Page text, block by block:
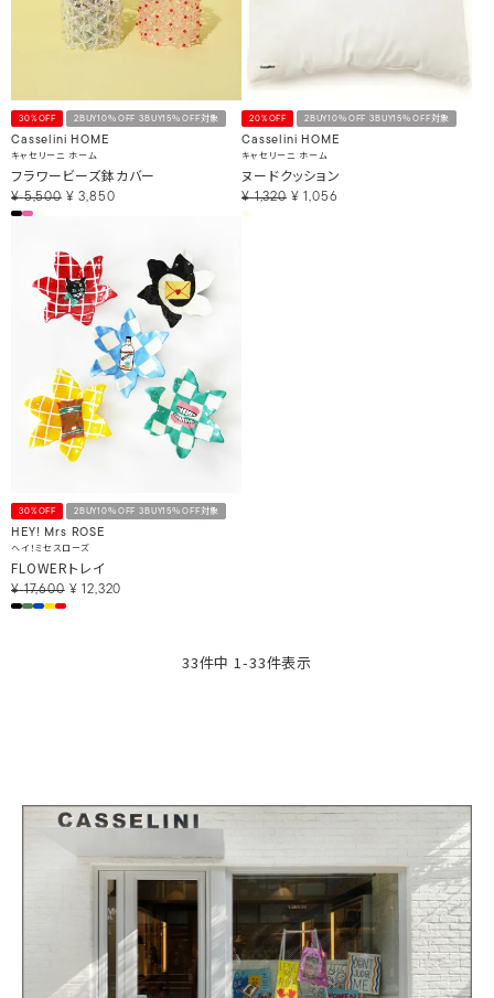
30%OFF 2BUY10％OFF 3BUY15％OFF対象
Casselini HOME
キャセリーニ ホーム
フラワービーズ鉢カバー
¥ 5,500 ¥ 3,850
20%OFF 2BUY10％OFF 3BUY15％OFF対象
Casselini HOME
キャセリーニ ホーム
ヌードクッション
¥ 1,320 ¥ 1,056
30%OFF 2BUY10％OFF 3BUY15％OFF対象
HEY! Mrs ROSE
ヘイ！ミセスローズ
FLOWERトレイ
¥ 17,600 ¥ 12,320
33件中 1 -33件表示